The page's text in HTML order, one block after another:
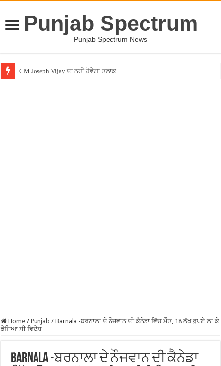
Punjab Spectrum
Punjab Spectrum News
CM Joseph Vijay ਦਾ ਨਹੀਂ ਹੋਵੇਗਾ ਤਲਾਕ
Home / Punjab / Barnala -ਬਰਨਾਲਾ ਦੇ ਨੌਜਵਾਨ ਦੀ ਕੈਨੇਡਾ ਵਿੱਚ ਮੌਤ, 18 ਲੱਖ ਰੁਪਏ ਲਾ ਕੇ
ਭੇਜਿਆ ਸੀ ਵਿਦੇਸ਼
Barnala -ਬਰਨਾਲਾ ਦੇ ਨੌਜਵਾਨ ਦੀ ਕੈਨੇਡਾ